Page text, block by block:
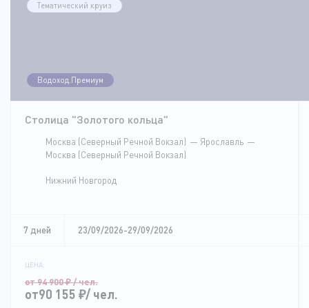
Тематический круиз
Водоход.Премиум
Столица "Золотого кольца"
Москва (Северный Речной Вокзал)
Ярославль
Москва (Северный Речной Вокзал)
Нижний Новгород
7 дней 23/09/2026-29/09/2026
ЦЕНА:
от 94 900₽/ чел.
от90 155 ₽/ чел.